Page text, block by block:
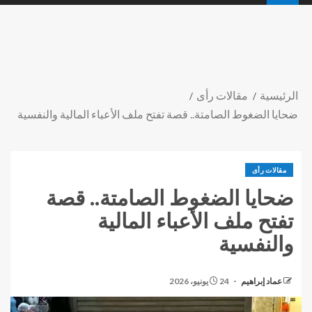
الرئيسية
مقالات رأى
ضحايا الضغوط الصامتة.. قصة تفتح ملف الأعباء المالية والنفسية
مقالات رأى
ضحايا الضغوط الصامتة.. قصة
تفتح ملف الأعباء المالية
والنفسية
عماد إبراهيم 24 يونيو، 2026